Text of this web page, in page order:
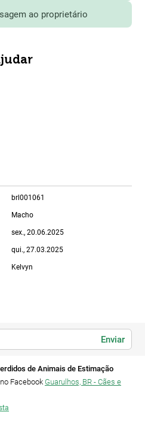
ao proprietário
brl001061
Macho
sex., 20.06.2025
qui., 27.03.2025
Kelvyn
Enviar
de Animais de Estimação
Facebook Guarulhos, BR - Cães e